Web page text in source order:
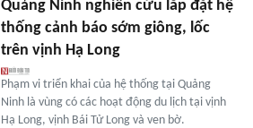
Quảng Ninh nghiên cứu lắp đặt hệ
thống cảnh báo sớm giông, lốc
trên vịnh Hạ Long
Phạm vi triển khai của hệ thống tại Quảng
Ninh là vùng có các hoạt động du lịch tại vịnh
Hạ Long, vịnh Bái Tử Long và ven bờ.